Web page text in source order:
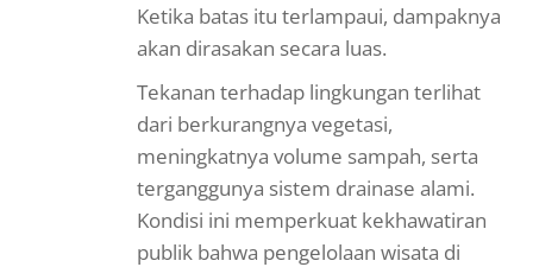
Ketika batas itu terlampaui, dampaknya
akan dirasakan secara luas.
Tekanan terhadap lingkungan terlihat
dari berkurangnya vegetasi,
meningkatnya volume sampah, serta
terganggunya sistem drainase alami.
Kondisi ini memperkuat kekhawatiran
publik bahwa pengelolaan wisata di